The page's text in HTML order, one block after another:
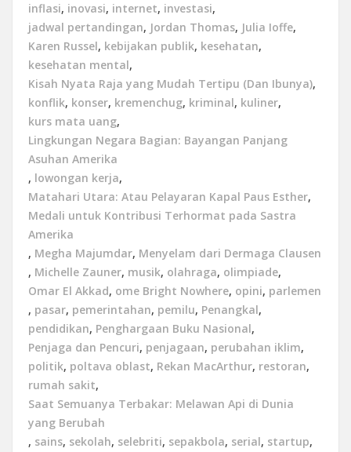
inflasi, inovasi, internet, investasi,
jadwal pertandingan, Jordan Thomas, Julia Ioffe,
Karen Russel, kebijakan publik, kesehatan,
kesehatan mental,
Kisah Nyata Raja yang Mudah Tertipu (Dan Ibunya),
konflik, konser, kremenchug, kriminal, kuliner,
kurs mata uang,
Lingkungan Negara Bagian: Bayangan Panjang
Asuhan Amerika
, lowongan kerja,
Matahari Utara: Atau Pelayaran Kapal Paus Esther,
Medali untuk Kontribusi Terhormat pada Sastra
Amerika
, Megha Majumdar, Menyelam dari Dermaga Clausen
, Michelle Zauner, musik, olahraga, olimpiade,
Omar El Akkad, ome Bright Nowhere, opini, parlemen
, pasar, pemerintahan, pemilu, Penangkal,
pendidikan, Penghargaan Buku Nasional,
Penjaga dan Pencuri, penjagaan, perubahan iklim,
politik, poltava oblast, Rekan MacArthur, restoran,
rumah sakit,
Saat Semuanya Terbakar: Melawan Api di Dunia
yang Berubah
, sains, sekolah, selebriti, sepakbola, serial, startup,